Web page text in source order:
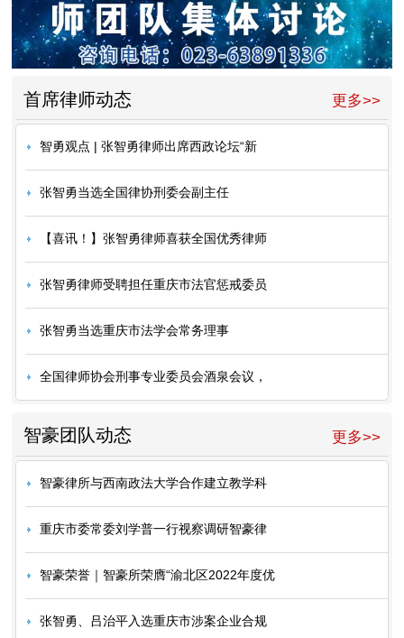
更多>>
首席律师动态
智勇观点 | 张智勇律师出席西政论坛“新
张智勇当选全国律协刑委会副主任
【喜讯！】张智勇律师喜获全国优秀律师
张智勇律师受聘担任重庆市法官惩戒委员
张智勇当选重庆市法学会常务理事
全国律师协会刑事专业委员会酒泉会议，
更多>>
智豪团队动态
智豪律所与西南政法大学合作建立教学科
重庆市委常委刘学普一行视察调研智豪律
智豪荣誉｜智豪所荣膺“渝北区2022年度优
张智勇、吕治平入选重庆市涉案企业合规